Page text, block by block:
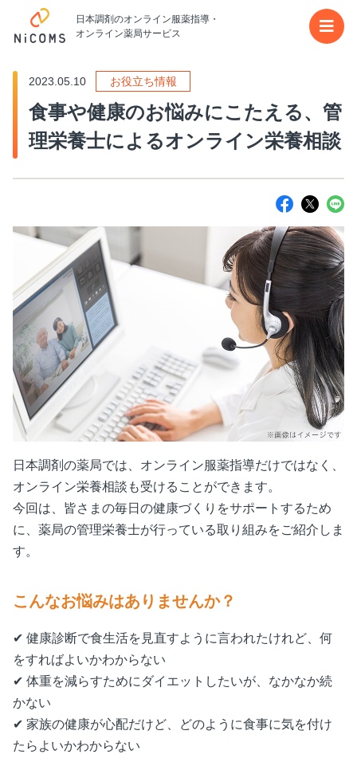
日本調剤のオンライン服薬指導・
オンライン薬局サービス
メイ
2023.05.10 お役立ち情報
食事や健康のお悩みにこたえる、管
理栄養士によるオンライン栄養相談
日本調剤の薬局では、オンライン服薬指導だけではなく、
オンライン栄養相談も受けることができます。
今回は、皆さまの毎日の健康づくりをサポートするため
に、薬局の管理栄養士が行っている取り組みをご紹介しま
す。
こんなお悩みはありませんか？
✔ 健康診断で食生活を見直すように言われたけれど、何
をすればよいかわからない
✔ 体重を減らすためにダイエットしたいが、なかなか続
かない
✔ 家族の健康が心配だけど、どのように食事に気を付け
たらよいかわからない